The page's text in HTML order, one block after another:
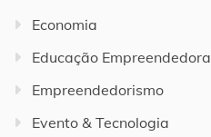
Economia
Educação Empreendedora
Empreendedorismo
Evento & Tecnologia